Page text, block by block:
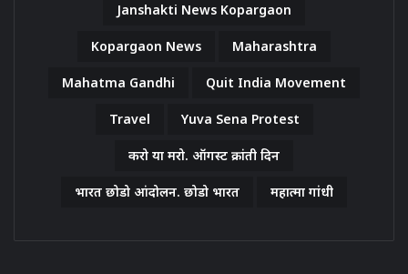
Janshakti News Kopargaon
Kopargaon News Maharashtra
Mahatma Gandhi Quit India Movement
Travel Yuva Sena Protest
करो या मरो. ऑगस्ट क्रांती दिन
भारत छोडो आंदोलन. छोडो भारत महात्मा गांधी